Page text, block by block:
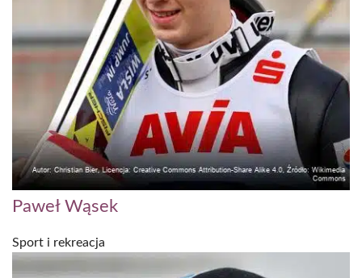
Paweł Wąsek
Sport i rekreacja